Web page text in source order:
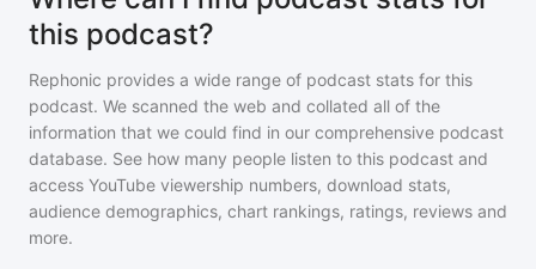
this podcast?
Rephonic provides a wide range of podcast stats for this
podcast. We scanned the web and collated all of the
information that we could find in our comprehensive podcast
database. See how many people listen to this podcast and
access YouTube viewership numbers, download stats,
audience demographics, chart rankings, ratings, reviews and
more.